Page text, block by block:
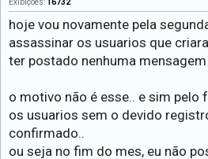
Exibições: 16732
hoje vou novamente pela
assassinar os usuarios que
ter postado nenhuma
o motivo não é esse.. e sim pelo
os usuarios sem o devido
confirmado..
ou seja no fim do mes, eu não